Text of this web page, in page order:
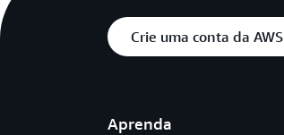
Crie uma conta da AWS
Aprenda